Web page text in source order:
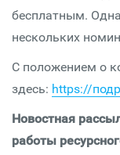
бесплатным.
нескольких
С положением о
здесь: https://
Новостная
работы